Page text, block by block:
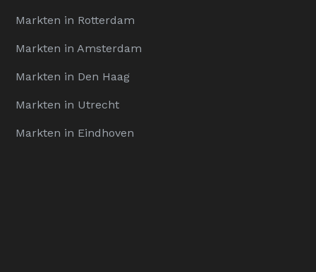
Markten in Rotterdam
Markten in Amsterdam
Markten in Den Haag
Markten in Utrecht
Markten in Eindhoven